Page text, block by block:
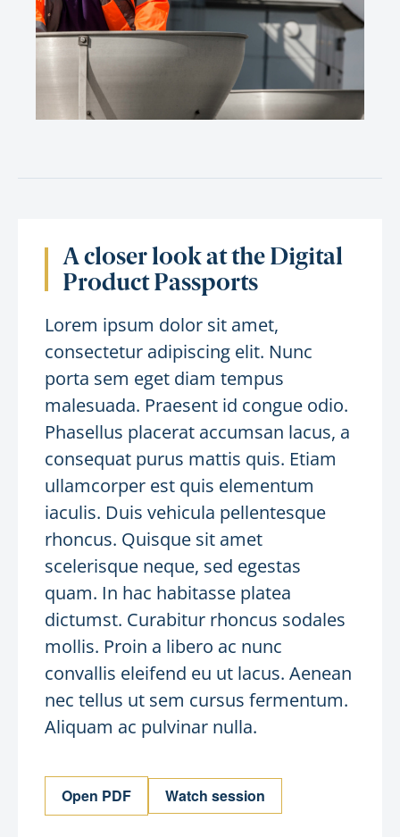
A closer look at the Digital
Product Passports
Lorem ipsum dolor sit amet,
consectetur adipiscing elit. Nunc
porta sem eget diam tempus
malesuada. Praesent id congue odio.
Phasellus placerat accumsan lacus, a
consequat purus mattis quis. Etiam
ullamcorper est quis elementum
iaculis. Duis vehicula pellentesque
rhoncus. Quisque sit amet
scelerisque neque, sed egestas
quam. In hac habitasse platea
dictumst. Curabitur rhoncus sodales
mollis. Proin a libero ac nunc
convallis eleifend eu ut lacus. Aenean
nec tellus ut sem cursus fermentum.
Aliquam ac pulvinar nulla.
Open PDF Watch session